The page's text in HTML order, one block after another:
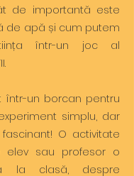
de importantă este
de apă și cum putem
într-un joc al
într-un borcan pentru
simplu, dar
O activitate
sau profesor o
la clasă, despre